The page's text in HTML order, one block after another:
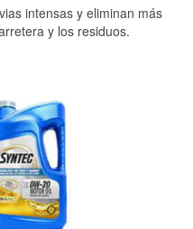
intensas y eliminan más
y los residuos.